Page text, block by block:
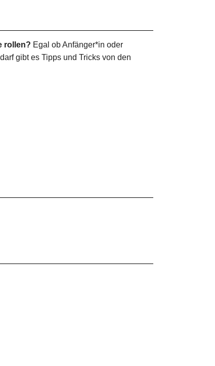
rollen? Egal ob Anfänger*in oder
gibt es Tipps und Tricks von den